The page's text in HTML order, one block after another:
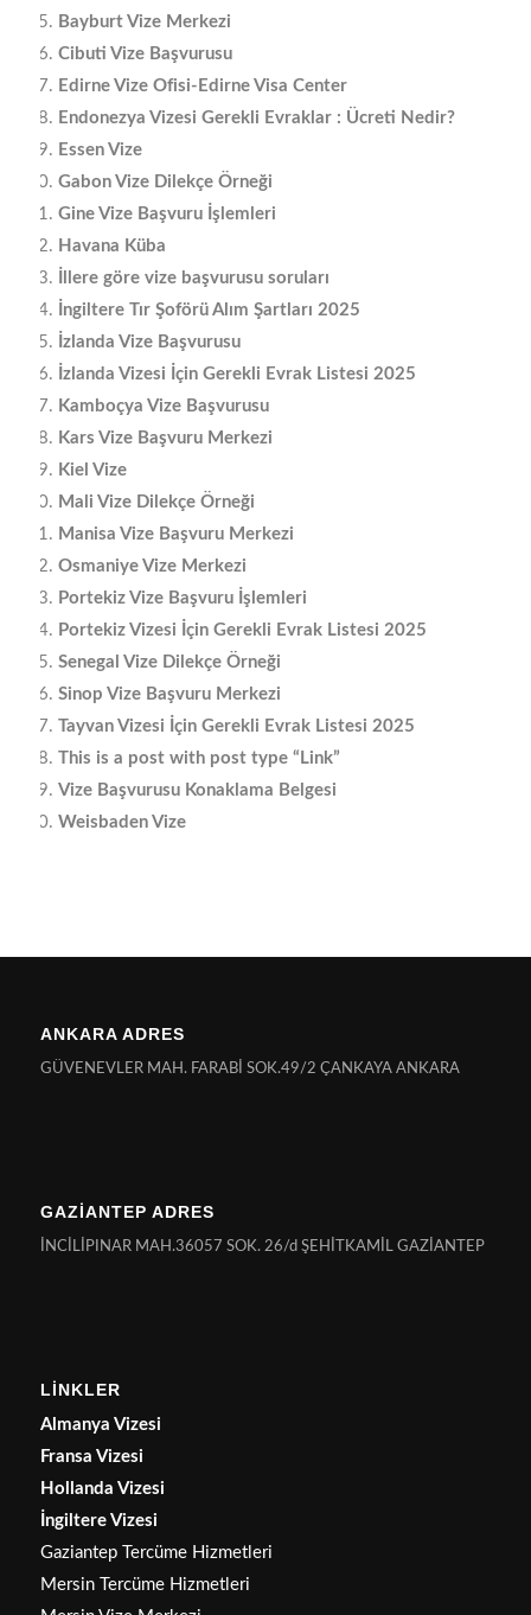
Bayburt Vize Merkezi
Cibuti Vize Başvurusu
Edirne Vize Ofisi-Edirne Visa Center
Endonezya Vizesi Gerekli Evraklar : Ücreti Nedir?
Essen Vize
Gabon Vize Dilekçe Örneği
Gine Vize Başvuru İşlemleri
Havana Küba
İllere göre vize başvurusu soruları
İngiltere Tır Şoförü Alım Şartları 2025
İzlanda Vize Başvurusu
İzlanda Vizesi İçin Gerekli Evrak Listesi 2025
Kamboçya Vize Başvurusu
Kars Vize Başvuru Merkezi
Kiel Vize
Mali Vize Dilekçe Örneği
Manisa Vize Başvuru Merkezi
Osmaniye Vize Merkezi
Portekiz Vize Başvuru İşlemleri
Portekiz Vizesi İçin Gerekli Evrak Listesi 2025
Senegal Vize Dilekçe Örneği
Sinop Vize Başvuru Merkezi
Tayvan Vizesi İçin Gerekli Evrak Listesi 2025
This is a post with post type “Link”
Vize Başvurusu Konaklama Belgesi
Weisbaden Vize
ANKARA ADRES
GÜVENEVLER MAH. FARABİ SOK.49/2 ÇANKAYA ANKARA
GAZİANTEP ADRES
İNCİLİPINAR MAH.36057 SOK. 26/d ŞEHİTKAMİL GAZİANTEP
LİNKLER
Almanya Vizesi
Fransa Vizesi
Hollanda Vizesi
İngiltere Vizesi
Gaziantep Tercüme Hizmetleri
Mersin Tercüme Hizmetleri